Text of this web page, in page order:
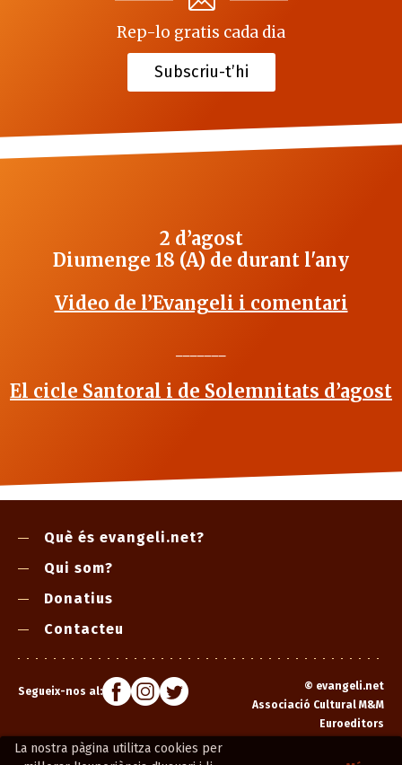
La nostra pàgina utilitza cookies per
Rep-lo gratis cada dia
Subscriu-t’hi
2 d’agost
Diumenge 18 (A) de durant l'any
Video de l’Evangeli i comentari
El cicle Santoral i de Solemnitats d’agost
Què és evangeli.net?
Qui som?
Donatius
Contacteu
Segueix-nos al: © evangeli.net
Associació Cultural M&M
Euroeditors